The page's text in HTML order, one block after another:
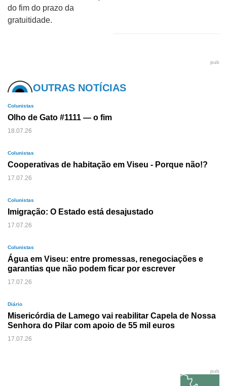
do fim do prazo da
gratuitidade.
pub
OUTRAS NOTÍCIAS
Colunistas
Olho de Gato #1111 — o fim
18.07.26
Colunistas
Cooperativas de habitação em Viseu - Porque não!?
17.07.26
Colunistas
Imigração: O Estado está desajustado
17.07.26
Colunistas
Água em Viseu: entre promessas, renegociações e
garantias que não podem ficar por escrever
17.07.26
Diário
Misericórdia de Lamego vai reabilitar Capela de Nossa
Senhora do Pilar com apoio de 55 mil euros
17.07.26
pub